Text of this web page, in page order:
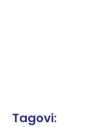
Tagovi: